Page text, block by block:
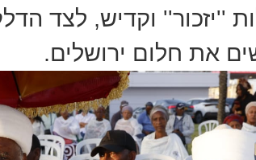
''יזכור'' וקדיש, לצד
את חלום ירושלים.